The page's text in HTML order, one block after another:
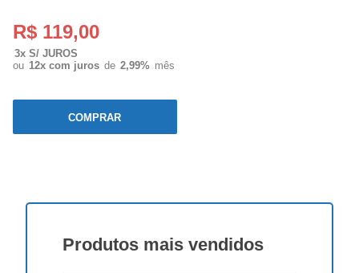
R$ 119,00
3x S/ JUROS
ou 12x com juros de 2,99% mês
COMPRAR
Produtos mais vendidos